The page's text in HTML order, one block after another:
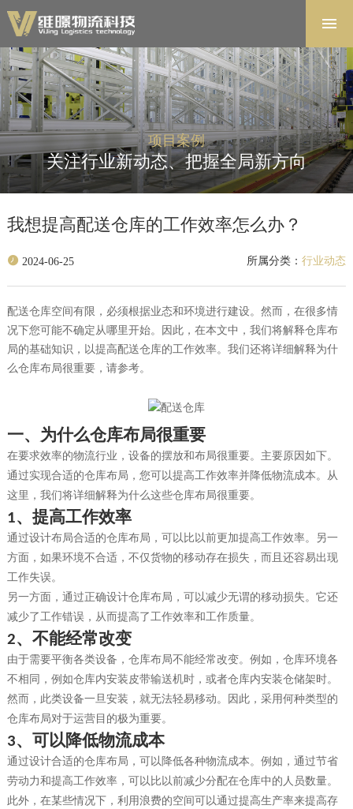
解决方案
软件系统
产品中心
项目案例
关于维暻
联系我们
项目案例
关注行业新动态、把握全局新方向
我想提高配送仓库的工作效率怎么办？
2024-06-25 所属分类：行业动态
配送仓库空间有限，必须根据业态和环境进行建设。然而，在很多情
况下您可能不确定从哪里开始。因此，在本文中，我们将解释仓库布
局的基础知识，以提高配送仓库的工作效率。我们还将详细解释为什
么仓库布局很重要，请参考。
一、 为什么仓库布局很重要
在要求效率的物流行业，设备的摆放和布局很重要。主要原因如下。
通过实现合适的仓库布局，您可以提高工作效率并降低物流成本。从
这里，我们将详细解释为什么这些仓库布局很重要。
1、 提高工作效率
通过设计布局合适的仓库布局，可以比以前更加提高工作效率。另一
方面，如果环境不合适，不仅货物的移动存在损失，而且还容易出现
工作失误。
另一方面，通过正确设计仓库布局，可以减少无谓的移动损失。它还
减少了工作错误，从而提高了工作效率和工作质量。
2、 不能经常改变
由于需要平衡各类设备，仓库布局不能经常改变。例如，仓库环境各
不相同，例如仓库内安装皮带输送机时，或者仓库内安装仓储架时。
然而，此类设备一旦安装，就无法轻易移动。因此，采用何种类型的
仓库布局对于运营目的极为重要。
3、 可以降低物流成本
通过设计合适的仓库布局，可以降低各种物流成本。例如，通过节省
劳动力和提高工作效率，可以比以前减少分配在仓库中的人员数量。
此外，在某些情况下，利用浪费的空间可以通过提高生产率来提高存